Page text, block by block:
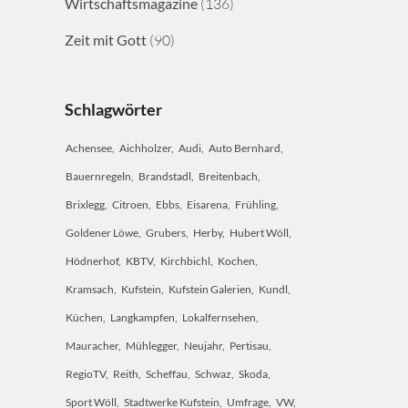
Zeit mit Gott (90)
Schlagwörter
Achensee Aichholzer Audi Auto Bernhard
Bauernregeln Brandstadl Breitenbach
Brixlegg Citroen Ebbs Eisarena Frühling
Goldener Löwe Grubers Herby Hubert Wöll
Hödnerhof KBTV Kirchbichl Kochen
Kramsach Kufstein Kufstein Galerien Kundl
Küchen Langkampfen Lokalfernsehen
Mauracher Mühlegger Neujahr Pertisau
RegioTV Reith Scheffau Schwaz Skoda
Sport Wöll Stadtwerke Kufstein Umfrage VW